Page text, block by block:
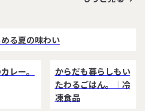
る夏の味わい
レー。
からだも暮らしもい
たわるごはん。｜冷
凍食品